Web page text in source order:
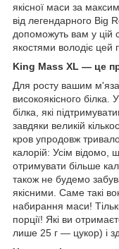
якісної маси за
від легендарного Big
допоможуть вам у цій
якостями володіє цей
King Mass XL — це
Для росту вашим
високоякісного білка.
білка, які
завдяки великій
кров упродовж
калорій: Усім відомо,
отримувати більше
також не будемо
якісними. Саме такі
набирання маси!
порції! Які ви
лише 25 г — цукор) і